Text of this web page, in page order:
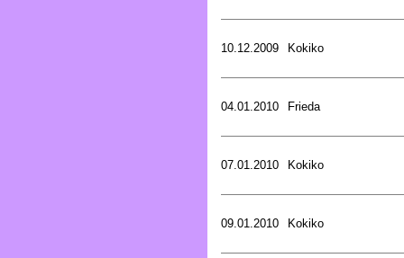
10.12.2009 Kokiko
04.01.2010 Frieda
07.01.2010 Kokiko
09.01.2010 Kokiko